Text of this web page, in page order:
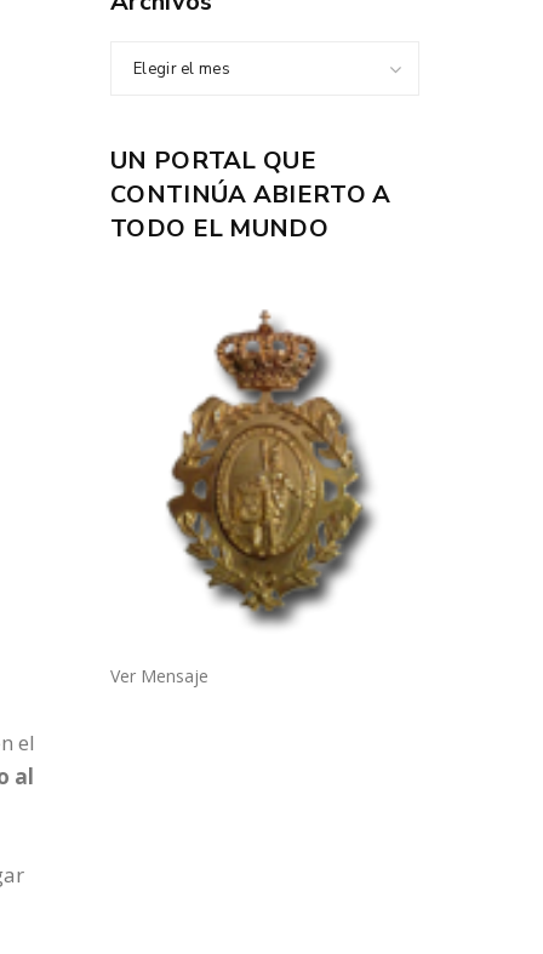
el
al
Elegir el mes
UN PORTAL QUE
CONTINÚA ABIERTO A
TODO EL MUNDO
Ver Mensaje